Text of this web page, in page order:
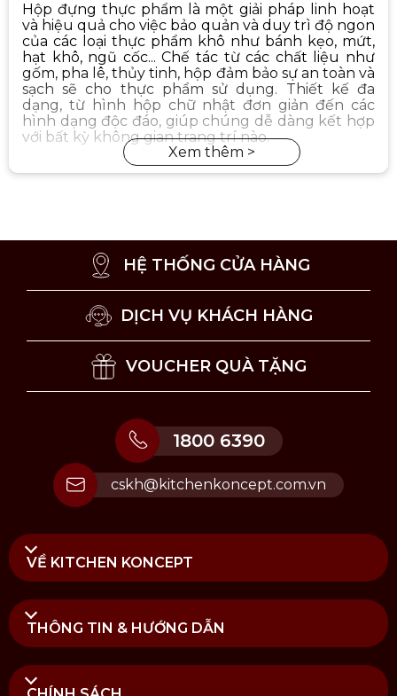
Hộp đựng thực phẩm là một giải pháp linh hoạt
và hiệu quả cho việc bảo quản và duy trì độ ngon
của các loại thực phẩm khô như bánh kẹo, mứt,
hạt khô, ngũ cốc... Chế tác từ các chất liệu như
gốm, pha lê, thủy tinh, hộp đảm bảo sự an toàn và
sạch sẽ cho thực phẩm sử dụng. Thiết kế đa
dạng, từ hình hộp chữ nhật đơn giản đến các
hình dạng độc đáo, giúp chúng dễ dàng kết hợp
với bất kỳ không gian trang trí nào.
HỆ THỐNG CỬA HÀNG
DỊCH VỤ KHÁCH HÀNG
VOUCHER QUÀ TẶNG
1800 6390
cskh@kitchenkoncept.com.vn
VỀ KITCHEN KONCEPT
THÔNG TIN & HƯỚNG DẪN